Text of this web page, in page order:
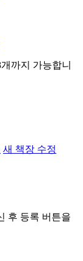
까지 가능합니
새 책장 수정
후 등록 버튼을